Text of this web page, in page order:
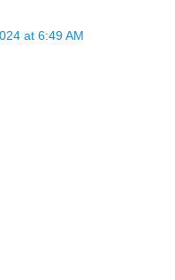
at 6:49 AM